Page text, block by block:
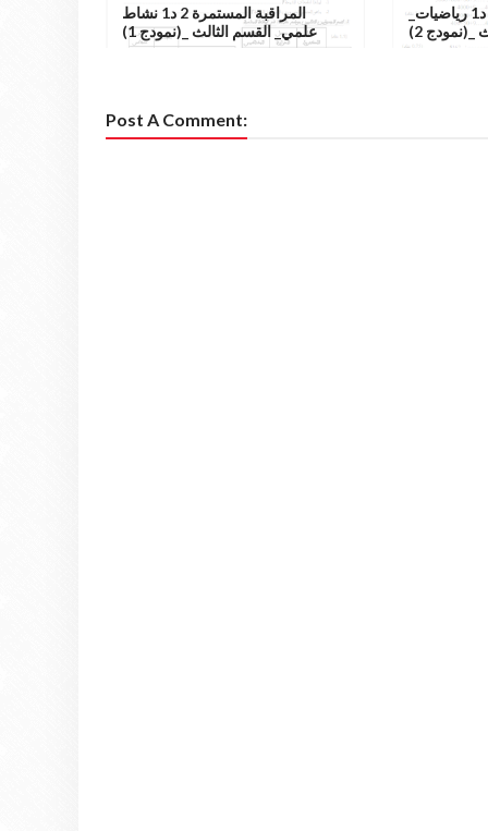
المراقبة المستمرة 2 د1 نشاط
علمي_ القسم الثالث _(نمودج 1)
المراقبة المستمرة 2 د1 رياضيات_
_(نمودج 2)
Post A Comment: